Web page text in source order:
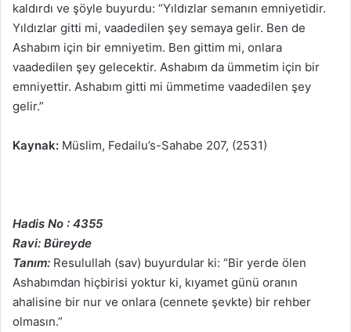
kaldırdı ve şöyle buyurdu: “Yıldızlar semanın emniyetidir.
Yıldızlar gitti mi, vaadedilen şey semaya gelir. Ben de
Ashabım için bir emniyetim. Ben gittim mi, onlara
vaadedilen şey gelecektir. Ashabım da ümmetim için bir
emniyettir. Ashabım gitti mi ümmetime vaadedilen şey
gelir.”
Kaynak: Müslim, Fedailu’s-Sahabe 207, (2531)
Hadis No : 4355
Ravi: Büreyde
Tanım: Resulullah (sav) buyurdular ki: “Bir yerde ölen
Ashabımdan hiçbirisi yoktur ki, kıyamet günü oranın
ahalisine bir nur ve onlara (cennete şevkte) bir rehber
olmasın.”